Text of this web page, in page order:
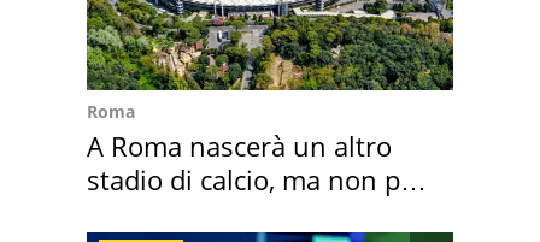
Roma
A Roma nascerà un altro
stadio di calcio, ma non per